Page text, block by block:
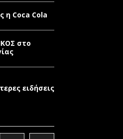
η Coca Cola
στο
ειδήσεις